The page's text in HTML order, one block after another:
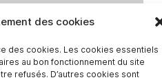
des cookies
des cookies. Les cookies essentiels
au bon fonctionnement du site
refusés. D’autres cookies sont